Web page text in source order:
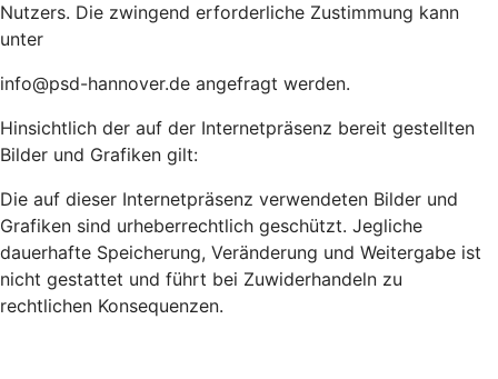
Nutzers. Die zwingend erforderliche Zustimmung kann
unter
info@psd-hannover.de angefragt werden.
Hinsichtlich der auf der Internetpräsenz bereit gestellten
Bilder und Grafiken gilt:
Die auf dieser Internetpräsenz verwendeten Bilder und
Grafiken sind urheberrechtlich geschützt. Jegliche
dauerhafte Speicherung, Veränderung und Weitergabe ist
nicht gestattet und führt bei Zuwiderhandeln zu
rechtlichen Konsequenzen.